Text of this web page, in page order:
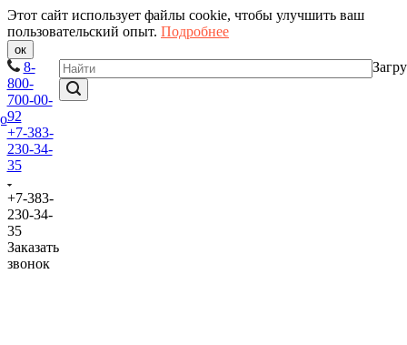
Этот сайт использует файлы cookie, чтобы улучшить ваш
пользовательский опыт. Подробнее
ок
8-
800-
700-00-
92
+7-383-
230-34-
35
+7-383-
230-34-
35
Заказать
звонок